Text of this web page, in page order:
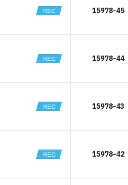
15978-45
15978-44
15978-43
15978-42